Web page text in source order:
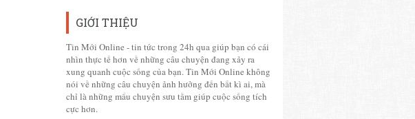
GIỚI THIỆU
Tin Mới Online - tin tức trong 24h qua giúp bạn có cái
nhìn thực tế hơn về những câu chuyện đang xảy ra
xung quanh cuộc sống của bạn.Tin Mới Online không
nói về những câu chuyện ảnh hưởng đến bất kì ai, mà
chỉ là những mẩu chuyện sưu tầm giúp cuộc sống tích
cực hơn.